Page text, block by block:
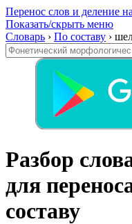
Перенос слов и деление
Показать/скрыть меню
Словарь › По составу ›
Разбор
для
составу